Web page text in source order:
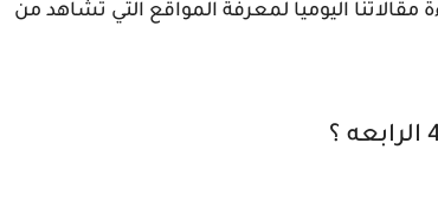
اليوميا لمعرفة المواقع التي تشاهد من